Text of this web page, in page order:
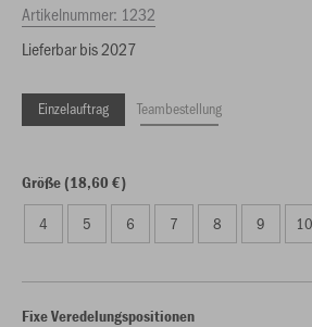
Artikelnummer: 1232
Lieferbar bis 2027
Einzelauftrag Teambestellung
Größe (18,60 €)
4 5 6 7 8 9 10
Fixe Veredelungspositionen